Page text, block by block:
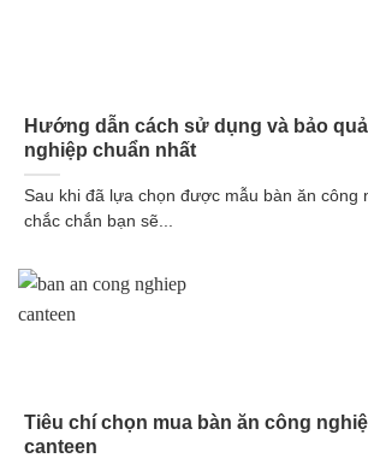
Hướng dẫn cách sử dụng và bảo
nghiệp chuẩn nhất
Sau khi đã lựa chọn được mẫu bàn ăn công
chắc chắn bạn sẽ...
Tiêu chí chọn mua bàn ăn công
canteen